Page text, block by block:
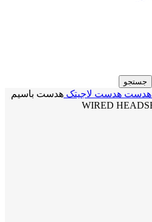
جستجو
هدست هدست لاجیتک هدست باسیم